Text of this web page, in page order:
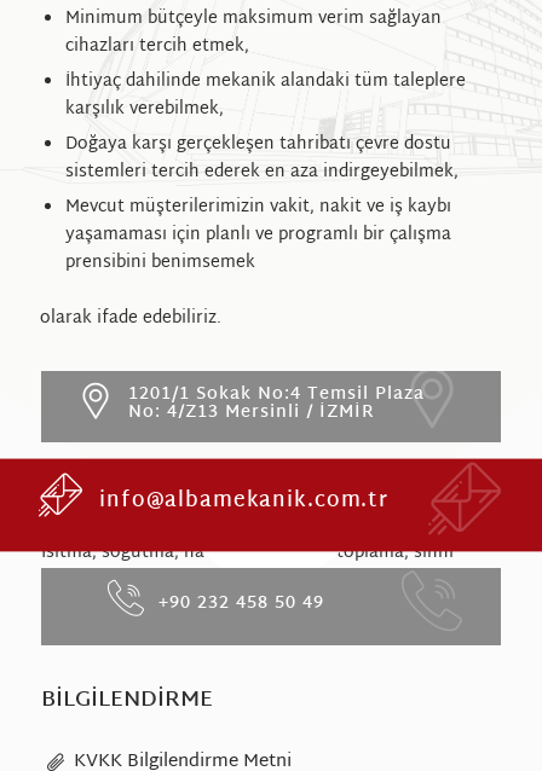
Minimum bütçeyle maksimum verim sağlayan
cihazları tercih etmek,
İhtiyaç dahilinde mekanik alandaki tüm taleplere
karşılık verebilmek,
Doğaya karşı gerçekleşen tahribatı çevre dostu
sistemleri tercih ederek en aza indirgeyebilmek,
Mevcut müşterilerimizin vakit, nakit ve iş kaybı
yaşamaması için planlı ve programlı bir çalışma
prensibini benimsemek
olarak ifade edebiliriz.
1201/1 Sokak No:4 Temsil Plaza
No: 4/Z13 Mersinli / İZMİR
info@albamekanik.com.tr
+90 232 458 50 49
HAKKIMIZDA
Isıtma, soğutma, havalandırma, toz toplama, sıhhi
tesisat bireysel ve merkezi çözümler ile fabrika
mekaniği ve projelere özel çözümler ile hizmet
BILGILENDIRME
KVKK Bilgilendirme Metni